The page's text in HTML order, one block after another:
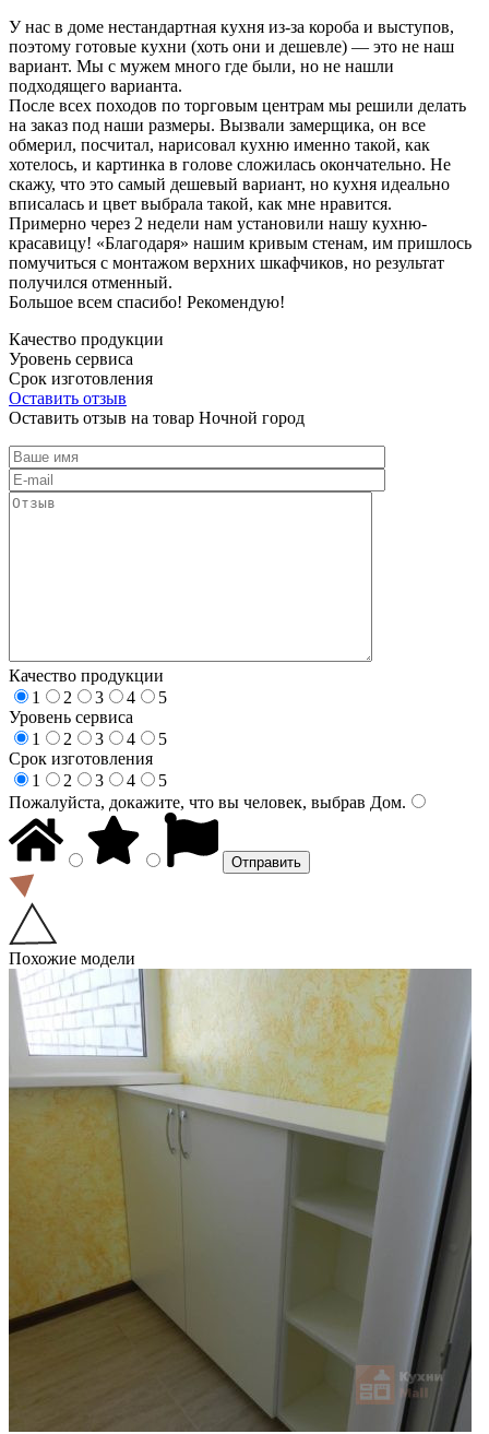
У нас в доме нестандартная кухня из-за короба и выступов,
поэтому готовые кухни (хоть они и дешевле) — это не наш
вариант. Мы с мужем много где были, но не нашли
подходящего варианта.
После всех походов по торговым центрам мы решили делать
на заказ под наши размеры. Вызвали замерщика, он все
обмерил, посчитал, нарисовал кухню именно такой, как
хотелось, и картинка в голове сложилась окончательно. Не
скажу, что это самый дешевый вариант, но кухня идеально
вписалась и цвет выбрала такой, как мне нравится.
Примерно через 2 недели нам установили нашу кухню-
красавицу! «Благодаря» нашим кривым стенам, им пришлось
помучиться с монтажом верхних шкафчиков, но результат
получился отменный.
Большое всем спасибо! Рекомендую!
Качество продукции
Уровень сервиса
Срок изготовления
Оставить отзыв
Оставить отзыв на товар Ночной город
Качество продукции
1
2 3 4
5
Уровень сервиса
1
2 3 4
5
Срок изготовления
1
2 3 4
5
Пожалуйста, докажите, что вы человек, выбрав Дом.
Похожие модели